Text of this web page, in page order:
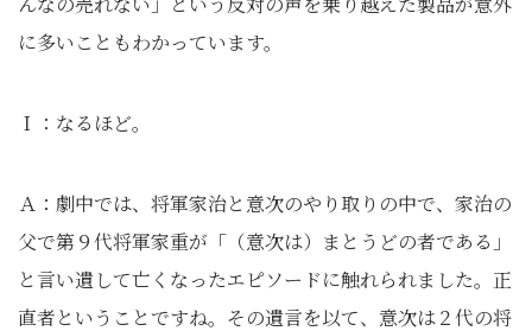
に多いこともわかっています。
Ｉ：なるほど。
Ａ：劇中では、将軍家治と意次のやり取りの中で、家治の
父で第９代将軍家重が「（意次は）まとうどの者である」
と言い遺して亡くなったエピソードに触れられました。正
直者ということですね。その遺言を以て、意次は２代の将